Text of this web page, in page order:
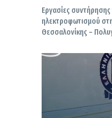
Εργασίες
ηλεκτροφωτισμού
Θεσσαλονίκης –